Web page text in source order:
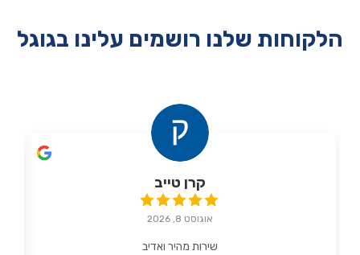
הלקוחות שלנו רושמים עלינו בגוגל
קרן טייב
אוגוסט 8, 2026
שירות מהיר ואדיב